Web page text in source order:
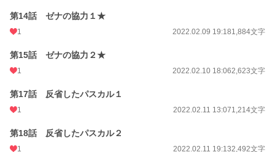
第14話 ゼナの協力１★
1 2022.02.09 19:181,884文字
第15話 ゼナの協力２★
1 2022.02.10 18:062,623文字
第17話 反省したパスカル１
1 2022.02.11 13:071,214文字
第18話 反省したパスカル２
1 2022.02.11 19:132,492文字